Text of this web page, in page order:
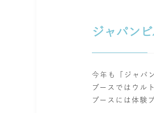
ジャパン
今年も「ジャパ
ブースでは ウル
ブースには体験